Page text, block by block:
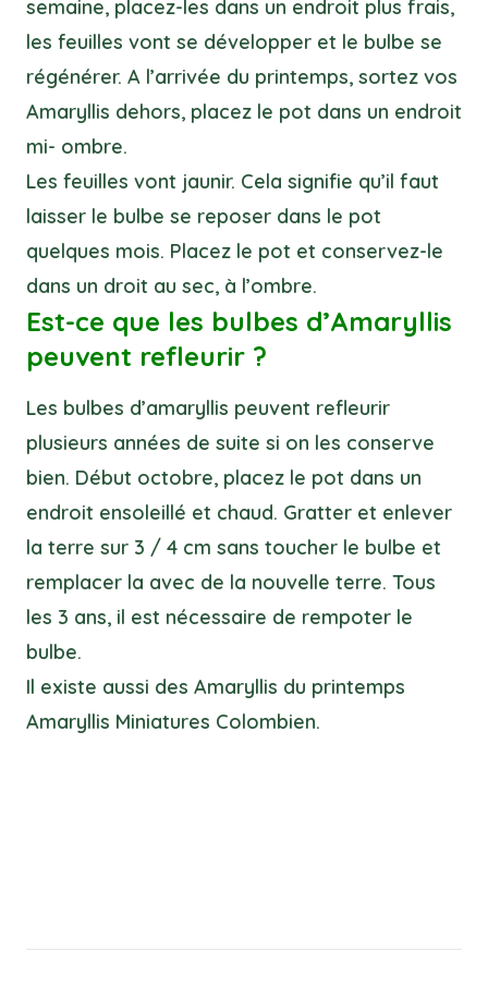
semaine, placez-les dans un endroit plus frais,
les feuilles vont se développer et le bulbe se
régénérer. A l’arrivée du printemps, sortez vos
Amaryllis dehors, placez le pot dans un endroit
mi- ombre.
Les feuilles vont jaunir. Cela signifie qu’il faut
laisser le bulbe se reposer dans le pot
quelques mois. Placez le pot et conservez-le
dans un droit au sec, à l’ombre.
Est-ce que les bulbes d’Amaryllis
peuvent refleurir ?
Les bulbes d’amaryllis peuvent refleurir
plusieurs années de suite si on les conserve
bien. Début octobre, placez le pot dans un
endroit ensoleillé et chaud. Gratter et enlever
la terre sur 3 / 4 cm sans toucher le bulbe et
remplacer la avec de la nouvelle terre. Tous
les 3 ans, il est nécessaire de rempoter le
bulbe.
Il existe aussi des Amaryllis du printemps
Amaryllis Miniatures Colombien.